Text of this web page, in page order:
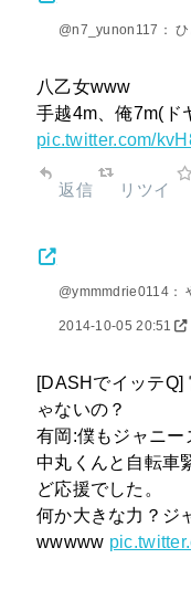
@n7_yunon117：
八乙女www
手越4m、俺7m(ド
pic.twitter.com/
返信 リツイ
@ymmmdrie0114：
2014-10-05 20:51
[DASHでイッテQ]
ゃないの？
有岡:僕もジャニ
中丸くんと自転車
ど応援でした。
何か大きな力？ジ
wwwww